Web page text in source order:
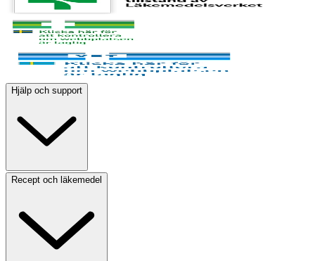
Hjälp och support
Recept och läkemedel